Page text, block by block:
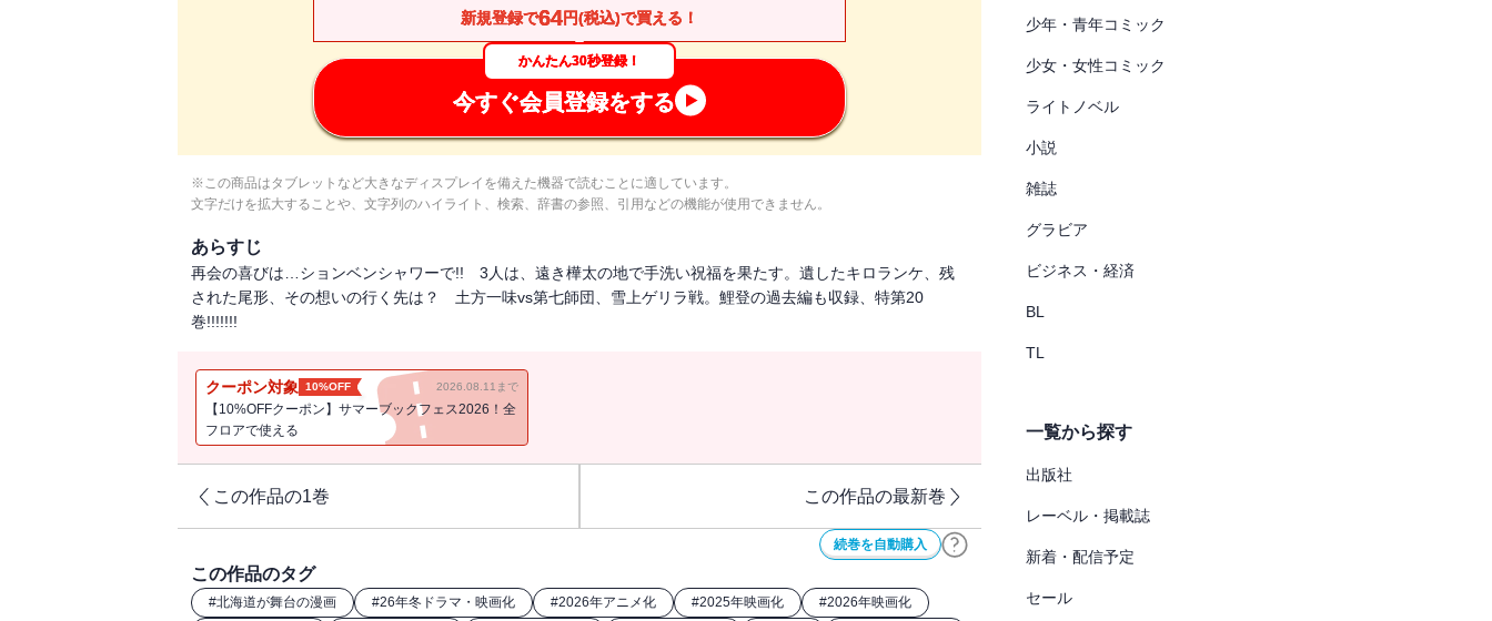
新規登録で64円(税込)で買える！
かんたん30秒登録！
今すぐ会員登録をする
※この商品はタブレットなど大きなディスプレイを備えた機器で読むことに適しています。
文字だけを拡大することや、文字列のハイライト、検索、辞書の参照、引用などの機能が使用できません。
あらすじ
再会の喜びは…ションベンシャワーで!! 3人は、遠き樺太の地で手洗い祝福を果たす。遺したキロランケ、残
された尾形、その想いの行く先は？ 土方一味vs第七師団、雪上ゲリラ戦。鯉登の過去編も収録、特第20
巻!!!!!!!
クーポン対象 10%OFF 2026.08.11まで
【10%OFFクーポン】サマーブックフェス2026！全
フロアで使える
この作品の1巻 この作品の最新巻
続巻を自動購入
この作品のタグ
#北海道が舞台の漫画 #26年冬ドラマ・映画化 #2026年アニメ化 #2025年映画化 #2026年映画化
少年・青年コミック
少女・女性コミック
ライトノベル
小説
雑誌
グラビア
ビジネス・経済
BL
TL
一覧から探す
出版社
レーベル・掲載誌
新着・配信予定
セール